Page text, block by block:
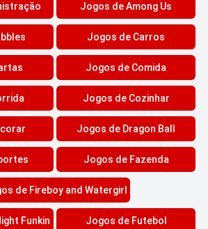
Jogos de Among Us
Jogos de Carros
Jogos de Comida
Jogos de Cozinhar
Jogos de Dragon Ball
Jogos de Fazenda
de Fireboy and Watergirl
Funkin Jogos de Futebol